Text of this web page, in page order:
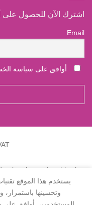
اشترك الآن للحصول
Email
أوافق على سياسة
be charged at this shop.
يستخدم هذا الموقع
وتحسينها
العربية